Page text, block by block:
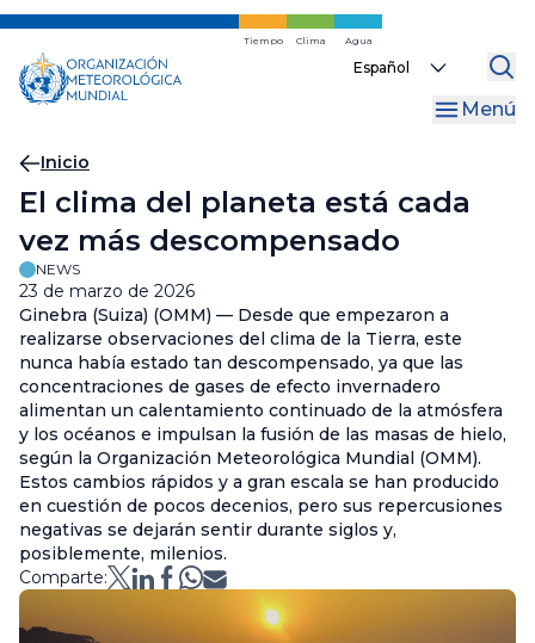
Ir
contenido
principal
Tiempo Clima Agua
Select
Menú
Migas
de
pan
Inicio
El clima del planeta está cada
vez más descompensado
NEWS
23 de marzo de 2026
Ginebra (Suiza) (OMM) — Desde que empezaron a
realizarse observaciones del clima de la Tierra, este
nunca había estado tan descompensado, ya que las
concentraciones de gases de efecto invernadero
alimentan un calentamiento continuado de la atmósfera
y los océanos e impulsan la fusión de las masas de hielo,
según la Organización Meteorológica Mundial (OMM).
Estos cambios rápidos y a gran escala se han producido
en cuestión de pocos decenios, pero sus repercusiones
negativas se dejarán sentir durante siglos y,
posiblemente, milenios.
Comparte: